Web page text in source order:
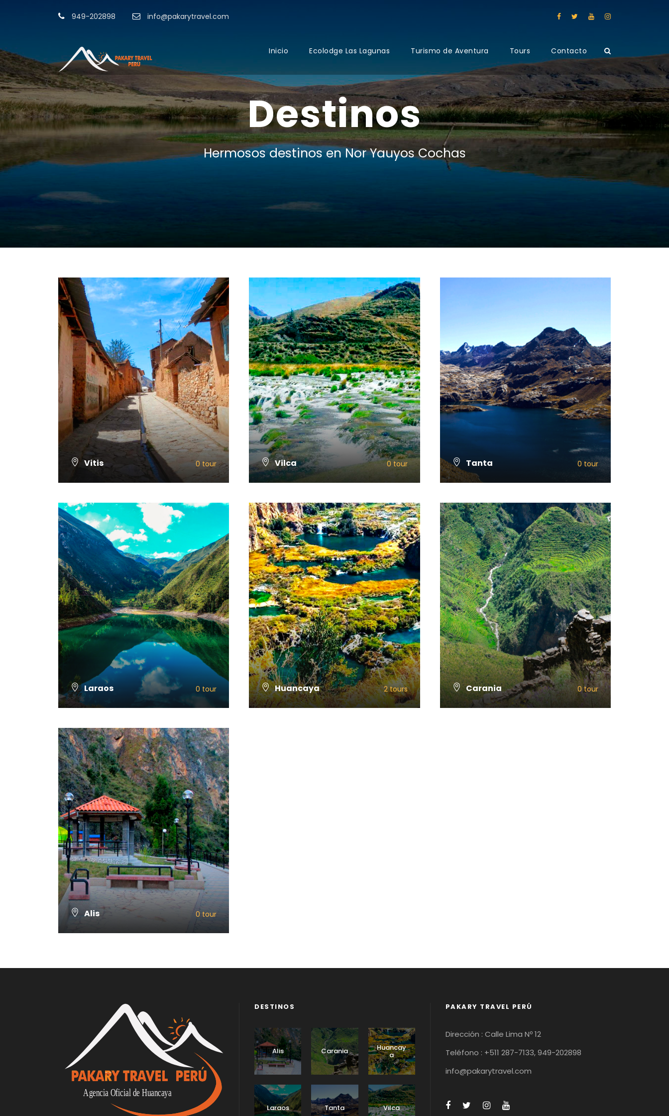
949-202898 info@pakarytravel.com
Inicio Ecolodge Las Lagunas Turismo de Aventura Tours Contacto
Destinos
Hermosos destinos en Nor Yauyos Cochas
Vitis 0 tour Vilca 0 tour Tanta 0 tour
Laraos 0 tour Huancaya 2 tours Carania 0 tour
Alis 0 tour
DESTINOS
Alis Carania Huancay
a
Laraos Tanta Vilca
PAKARY TRAVEL PERÚ
Dirección : Calle Lima Nº 12
Teléfono : +511 287-7133, 949-202898
info@pakarytravel.com